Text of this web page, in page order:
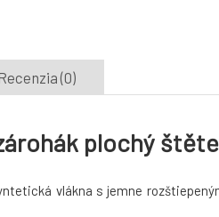
(0)
plochý
vlákna s jemne